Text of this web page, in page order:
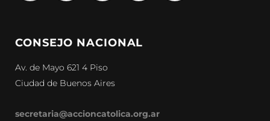
CONSEJO NACIONAL
Av. de Mayo 621 4 Piso
Ciudad de Buenos Aires
secretaria@accioncatolica.org.ar